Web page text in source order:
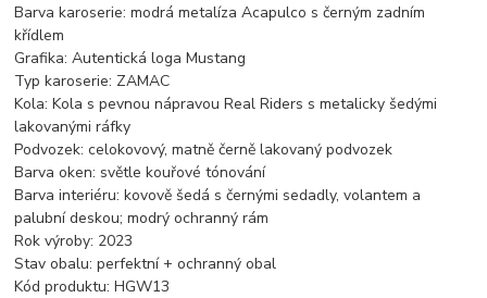
Barva karoserie: modrá metalíza Acapulco s černým zadním
křídlem
Grafika: Autentická loga Mustang
Typ karoserie: ZAMAC
Kola: Kola s pevnou nápravou Real Riders s metalicky šedými
lakovanými ráfky
Podvozek: celokovový, matně černě lakovaný podvozek
Barva oken: světle kouřové tónování
Barva interiéru: kovově šedá s černými sedadly, volantem a
palubní deskou; modrý ochranný rám
Rok výroby: 2023
Stav obalu: perfektní + ochranný obal
Kód produktu: HGW13